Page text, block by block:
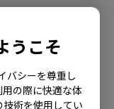
うこそ
バシーを尊重し
の際に快適な体
術を使用してい
EC1-B (L),
(L), EC1-B
(L), EC1-C
(M), EC2-A
EC2-B DIVINA